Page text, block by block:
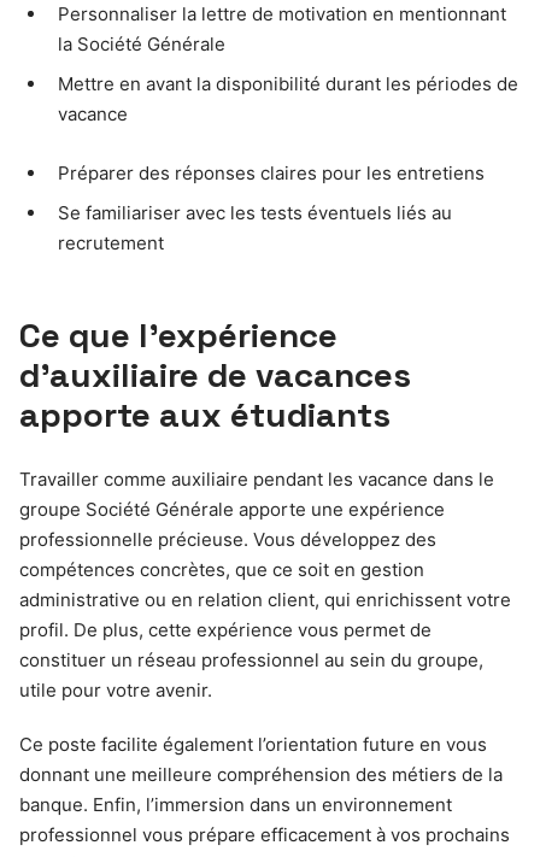
Personnaliser la lettre de motivation en mentionnant
la Société Générale
Mettre en avant la disponibilité durant les périodes de
vacance
Préparer des réponses claires pour les entretiens
Se familiariser avec les tests éventuels liés au
recrutement
Ce que l’expérience
d’auxiliaire de vacances
apporte aux étudiants
Travailler comme auxiliaire pendant les vacance dans le
groupe Société Générale apporte une expérience
professionnelle précieuse. Vous développez des
compétences concrètes, que ce soit en gestion
administrative ou en relation client, qui enrichissent votre
profil. De plus, cette expérience vous permet de
constituer un réseau professionnel au sein du groupe,
utile pour votre avenir.
Ce poste facilite également l’orientation future en vous
donnant une meilleure compréhension des métiers de la
banque. Enfin, l’immersion dans un environnement
professionnel vous prépare efficacement à vos prochains